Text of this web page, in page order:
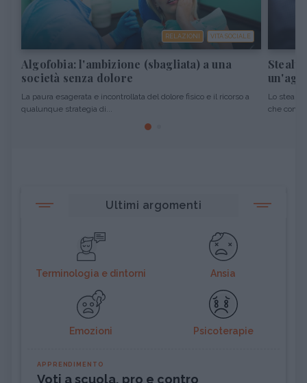
RELAZIONI VITA SOCIALE
Algofobia: l'ambizione (sbagliata) a una
società senza dolore
La paura esagerata e incontrollata del dolore fisico e il ricorso a
qualunque strategia di...
Lo
che
Ultimi argomenti
Terminologia e dintorni Ansia
Emozioni Psicoterapie
APPRENDIMENTO
Voti a scuola, pro e contro